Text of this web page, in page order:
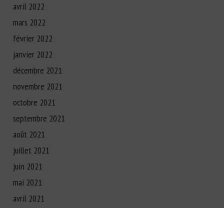
avril 2022
mars 2022
février 2022
janvier 2022
décembre 2021
novembre 2021
octobre 2021
septembre 2021
août 2021
juillet 2021
juin 2021
mai 2021
avril 2021